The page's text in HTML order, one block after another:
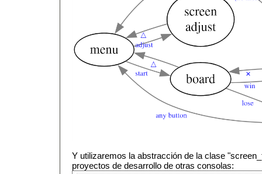
Y utilizaremos la abstracción de la clase
proyectos de desarrollo de otras consolas: